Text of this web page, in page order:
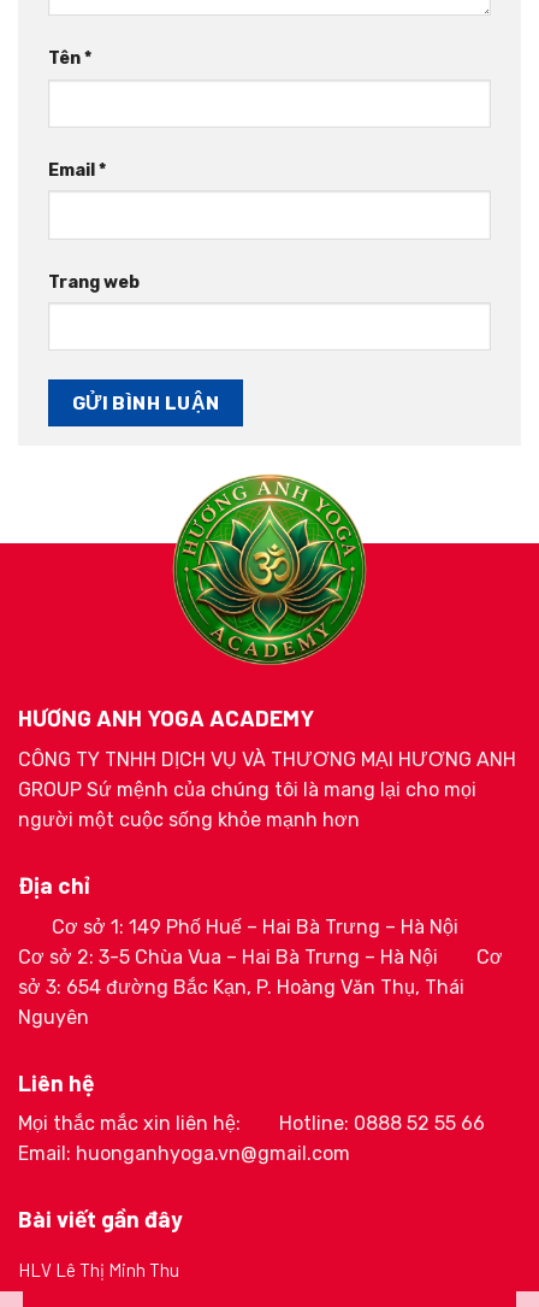
Tên*
Email *
Trang web
HƯƠNG ANH YOGA ACADEMY
CÔNG TY TNHH DỊCH VỤ VÀ THƯƠNG MẠI HƯƠNG ANH
GROUP Sứ mệnh của chúng tôi là mang lại cho mọi
người một cuộc sống khỏe mạnh hơn
Địa chỉ
Cơ sở 1: 149 Phố Huế – Hai Bà Trưng – Hà Nội
Cơ sở 2: 3-5 Chùa Vua – Hai Bà Trưng – Hà Nội
Cơ
sở 3: 654 đường Bắc Kạn, P. Hoàng Văn Thụ, Thái
Nguyên
Liên hệ
Mọi thắc mắc xin liên hệ:
Hotline: 0888 52 55 66
Email: huonganhyoga.vn@gmail.com
Bài viết gần đây
HLV Lê Thị Minh Thu